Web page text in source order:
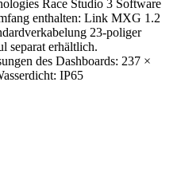
Race Studio 3 Software
enthalten: Link MXG 1.2
23-poliger
separat erhältlich.
des Dashboards: 237 ×
IP65